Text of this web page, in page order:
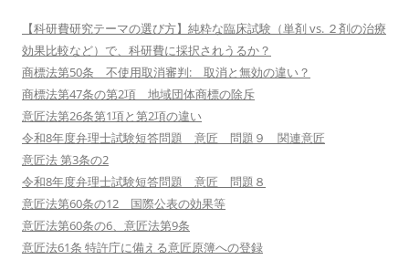
【科研費研究テーマの選び方】純粋な臨床試験（単剤 vs. ２剤の治療
効果比較など）で、科研費に採択されうるか？
商標法第50条 不使用取消審判: 取消と無効の違い？
商標法第47条の第2項 地域団体商標の除斥
意匠法第26条第1項と第2項の違い
令和8年度弁理士試験短答問題 意匠 問題９ 関連意匠
意匠法 第3条の2
令和8年度弁理士試験短答問題 意匠 問題８
意匠法第60条の12 国際公表の効果等
意匠法第60条の6、意匠法第9条
意匠法61条 特許庁に備える意匠原簿への登録